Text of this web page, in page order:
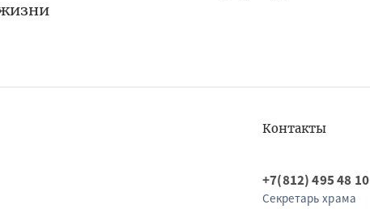
Контакты
+7(812) 495 48 10
Секретарь храма